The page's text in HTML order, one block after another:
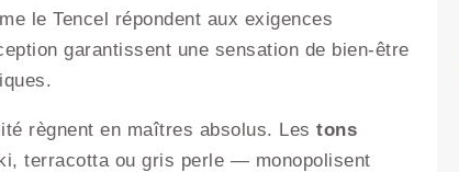
le Tencel répondent aux exigences
garantissent une sensation de bien-être
règnent en maîtres absolus. Les tons
terracotta ou gris perle — monopolisent